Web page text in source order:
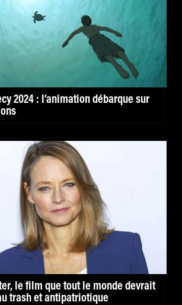
2024 : l’animation débarque sur
le film que tout le monde devrait
trash et antipatriotique